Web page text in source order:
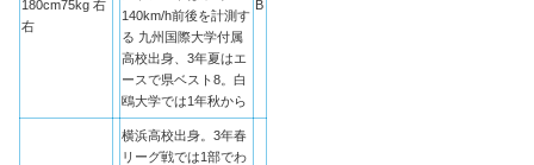
180cm75kg 右
右
140km/h前後を計測す
る 九州国際大学付属
高校出身、3年夏はエ
ースで県ベスト8。白
鴎大学では1年秋から
B
横浜高校出身。3年春
リーグ戦では1部でわ